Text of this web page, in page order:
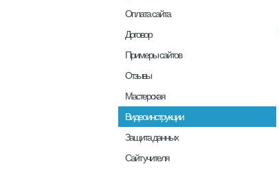
Оплата сайта
Договор
Примеры сайтов
Отзывы
Мастерская
Видеоинструкции
Защита данных
Сайт учителя